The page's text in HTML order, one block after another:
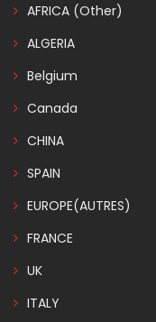
AFRICA (Other)
ALGERIA
Belgium
Canada
CHINA
SPAIN
EUROPE(AUTRES)
FRANCE
UK
ITALY